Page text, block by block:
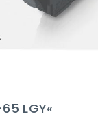
LGY«